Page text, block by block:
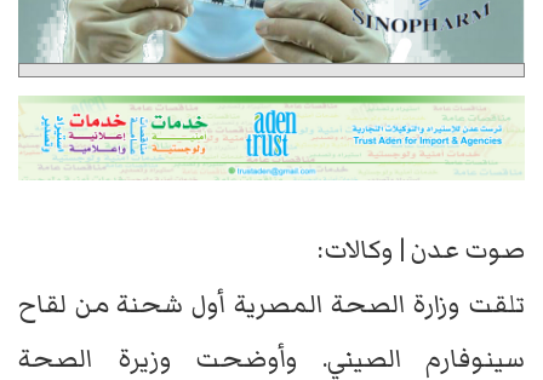
صوت عدن | وكالات:
تلقت وزارة الصحة المصرية أول شحنة من لقاح
سينوفارم الصيني. وأوضحت وزيرة الصحة